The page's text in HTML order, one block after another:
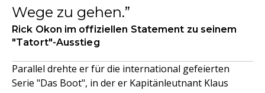
Wege zu gehen.
Rick Okon im offiziellen Statement zu seinem
"Tatort"-Ausstieg
Parallel drehte er für die international gefeierten
Serie "Das Boot", in der er Kapitänleutnant Klaus